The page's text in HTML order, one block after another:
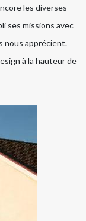
les diverses
ses missions avec
nous apprécient.
à la hauteur de